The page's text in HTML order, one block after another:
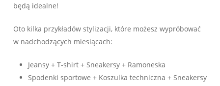
będą idealne!
Oto kilka przykładów stylizacji, które możesz wypróbować
w nadchodzących miesiącach:
Jeansy + T-shirt + Sneakersy + Ramoneska
Spodenki sportowe + Koszulka techniczna + Sneakersy